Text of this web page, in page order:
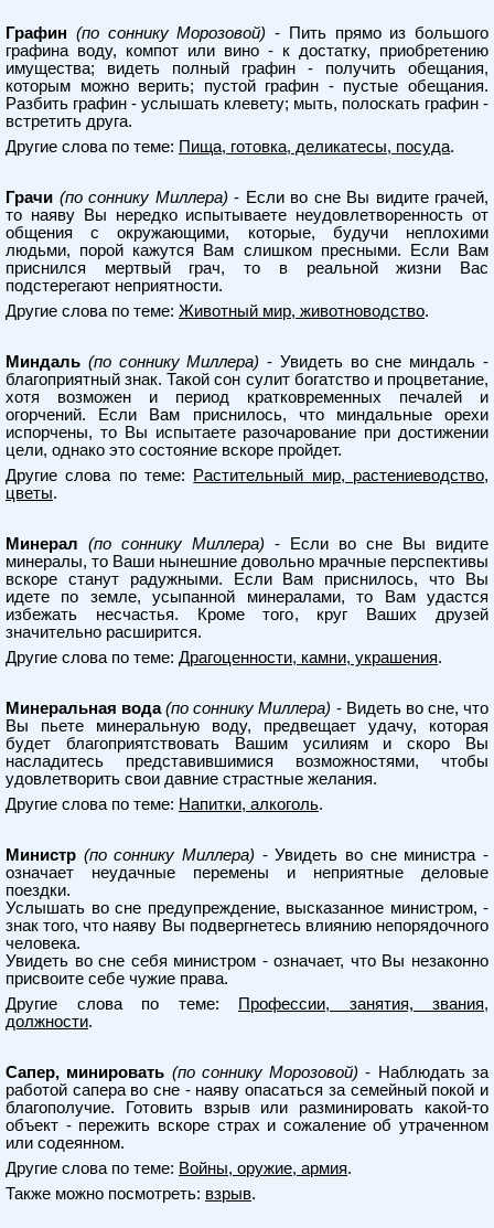
Графин (по соннику Морозовой) - Пить прямо из большого
графина воду, компот или вино - к достатку, приобретению
имущества; видеть полный графин - получить обещания,
которым можно верить; пустой графин - пустые обещания.
Разбить графин - услышать клевету; мыть, полоскать графин -
встретить друга.
Другие слова по теме: Пища, готовка, деликатесы, посуда.
Грачи (по соннику Миллера) - Если во сне Вы видите грачей,
то наяву Вы нередко испытываете неудовлетворенность от
общения с окружающими, которые, будучи неплохими
людьми, порой кажутся Вам слишком пресными. Если Вам
приснился мертвый грач, то в реальной жизни Вас
подстерегают неприятности.
Другие слова по теме: Животный мир, животноводство.
Миндаль (по соннику Миллера) - Увидеть во сне миндаль -
благоприятный знак. Такой сон сулит богатство и процветание,
хотя возможен и период кратковременных печалей и
огорчений. Если Вам приснилось, что миндальные орехи
испорчены, то Вы испытаете разочарование при достижении
цели, однако это состояние вскоре пройдет.
Другие слова по теме:
Растительный мир, растениеводство,
цветы.
Минерал (по соннику Миллера) - Если во сне Вы видите
минералы, то Ваши нынешние довольно мрачные перспективы
вскоре станут радужными. Если Вам приснилось, что Вы
идете по земле, усыпанной минералами, то Вам удастся
избежать несчастья. Кроме того, круг Ваших друзей
значительно расширится.
Другие слова по теме: Драгоценности, камни, украшения.
Минеральная вода (по соннику Миллера) - Видеть во сне, что
Вы пьете минеральную воду, предвещает удачу, которая
будет благоприятствовать Вашим усилиям и скоро Вы
насладитесь представившимися возможностями, чтобы
удовлетворить свои давние страстные желания.
Другие слова по теме: Напитки, алкоголь.
Министр (по соннику Миллера) - Увидеть во сне министра -
означает неудачные перемены и неприятные деловые
поездки.
Услышать во сне предупреждение, высказанное министром, -
знак того, что наяву Вы подвергнетесь влиянию непорядочного
человека.
Увидеть во сне себя министром - означает, что Вы незаконно
присвоите себе чужие права.
Другие слова по теме:
Профессии, занятия, звания,
должности.
Сапер, минировать (по соннику Морозовой) - Наблюдать за
работой сапера во сне - наяву опасаться за семейный покой и
благополучие. Готовить взрыв или разминировать какой-то
объект - пережить вскоре страх и сожаление об утраченном
или содеянном.
Другие слова по теме: Войны, оружие, армия.
Также можно посмотреть: взрыв.